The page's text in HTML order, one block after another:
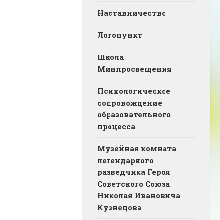
Наставничество
Логопункт
Школа
Минпросвещения
Психологическое
сопровождение
образовательного
процесса
Музейная комната
легендарного
разведчика Героя
Советского Союза
Николая Ивановича
Кузнецова